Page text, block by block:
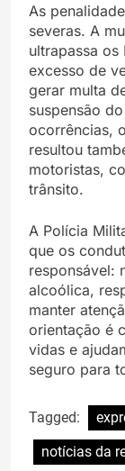
As
severas. A
ultrapassa
excesso de
gerar multa
suspensão
ocorrências,
resultou
motoristas,
trânsito.
A Polícia
que os
responsável:
alcoólica,
manter
orientação é
vidas e
seguro para
Tagged:
notícias da